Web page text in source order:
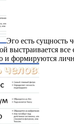
Эго есть сущность
выстраивается все
и формируются